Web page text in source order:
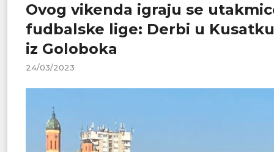
Ovog vikenda igraju se
fudbalske lige: Derbi u
iz Goloboka
24/03/2023